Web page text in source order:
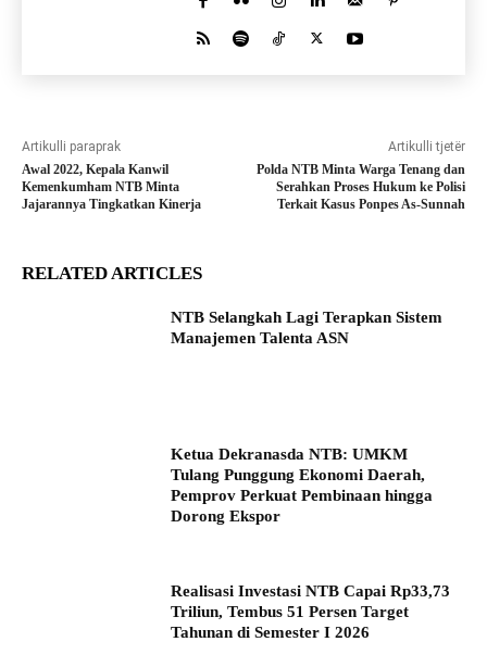
Artikulli paraprak
Awal 2022, Kepala Kanwil
Kemenkumham NTB Minta
Jajarannya Tingkatkan Kinerja
Artikulli tjetër
Polda NTB Minta Warga Tenang dan
Serahkan Proses Hukum ke Polisi
Terkait Kasus Ponpes As-Sunnah
RELATED ARTICLES
NTB Selangkah Lagi Terapkan Sistem
Manajemen Talenta ASN
Ketua Dekranasda NTB: UMKM
Tulang Punggung Ekonomi Daerah,
Pemprov Perkuat Pembinaan hingga
Dorong Ekspor
Realisasi Investasi NTB Capai Rp33,73
Triliun, Tembus 51 Persen Target
Tahunan di Semester I 2026